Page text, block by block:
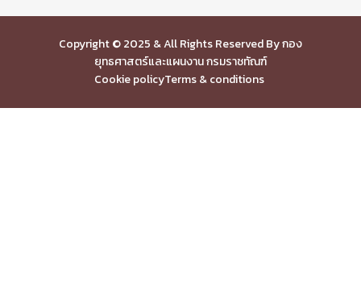
Copyright © 2025 & All Rights Reserved By กอง
ยุทธศาสตร์และแผนงาน กรมราชทัณฑ์
Cookie policyTerms & conditions